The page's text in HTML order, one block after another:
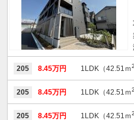
205 8.45万円 1LDK（42.51ｍ2
205 8.45万円 1LDK（42.51ｍ2
205 8.45万円 1LDK（42.51ｍ2